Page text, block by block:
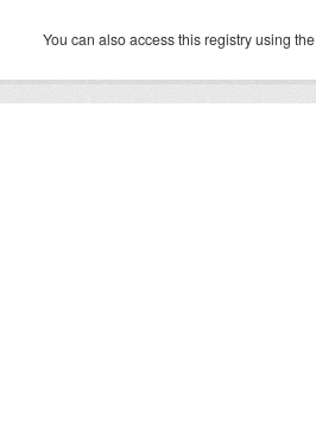
You can also access this registry using the